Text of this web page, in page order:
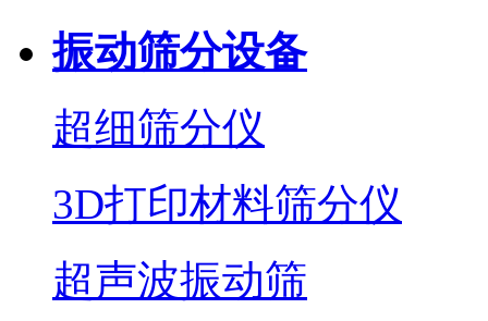
振动筛分设备
超细筛分仪
3D打印材料筛分仪
超声波振动筛